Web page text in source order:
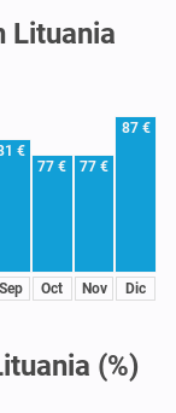
Lituania
€
Sep
77 €
Oct
77 €
Nov
87 €
Dic
(%)